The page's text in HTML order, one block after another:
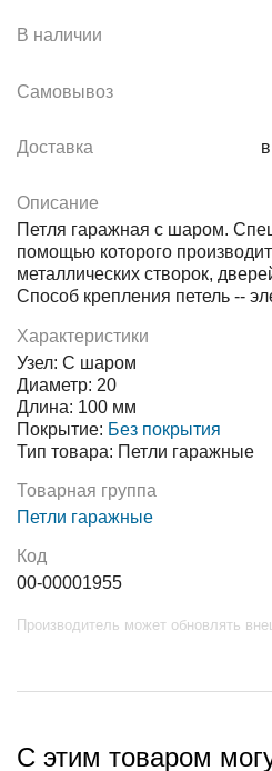
В наличии
Самовывоз
Доставка
Описание
Петля гаражная с шаром.
помощью которого
металлических створок,
Способ крепления петель --
Характеристики
Узел: С шаром
Диаметр: 20
Длина: 100 мм
Покрытие: Без покрытия
Тип товара: Петли гаражные
Товарная группа
Петли гаражные
Код
00-00001955
Производитель может обновлять
С этим товаром